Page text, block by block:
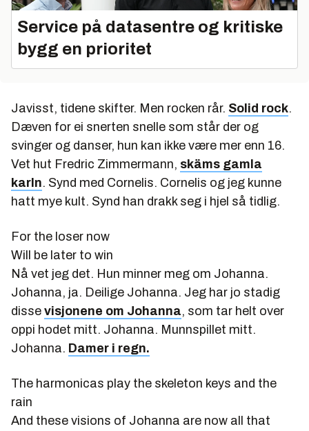
Service på datasentre og kritiske
bygg en prioritet
Javisst, tidene skifter. Men rocken rår. Solid rock.
Dæven for ei snerten snelle som står der og
svinger og danser, hun kan ikke være mer enn 16.
Vet hut Fredric Zimmermann, skäms gamla
karln. Synd med Cornelis. Cornelis og jeg kunne
hatt mye kult. Synd han drakk seg i hjel så tidlig.
For the loser now
Will be later to win
Nå vet jeg det. Hun minner meg om Johanna.
Johanna, ja. Deilige Johanna. Jeg har jo stadig
disse visjonene om Johanna, som tar helt over
oppi hodet mitt. Johanna. Munnspillet mitt.
Johanna. Damer i regn.
The harmonicas play the skeleton keys and the
rain
And these visions of Johanna are now all that